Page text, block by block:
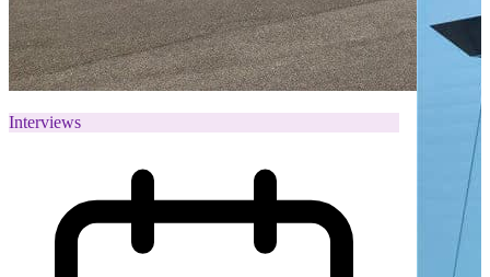
Interviews